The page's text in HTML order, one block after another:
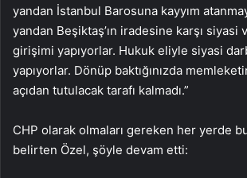
yandan İstanbul Barosuna kayyım
yandan Beşiktaş’ın iradesine karşı siyasi
girişimi yapıyorlar. Hukuk eliyle siyasi
yapıyorlar. Dönüp baktığınızda
açıdan tutulacak tarafı kalmadı.”
CHP olarak olmaları gereken her yerde
belirten Özel, şöyle devam etti: